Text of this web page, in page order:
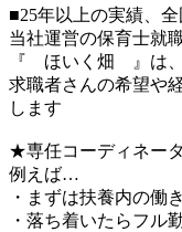
■25年以上の実績、
当社運営の保育士就
『 ほいく畑 』は、
求職者さんの希望や
します
★専任コーディネー
例えば…
・まずは扶養内の働
・落ち着いたらフル